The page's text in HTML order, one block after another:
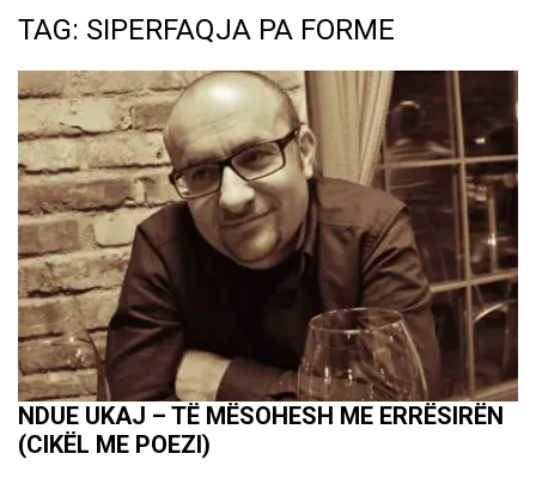
TAG: SIPERFAQJA PA FORME
NDUE UKAJ – TË MËSOHESH ME ERRËSIRËN
(CIKËL ME POEZI)